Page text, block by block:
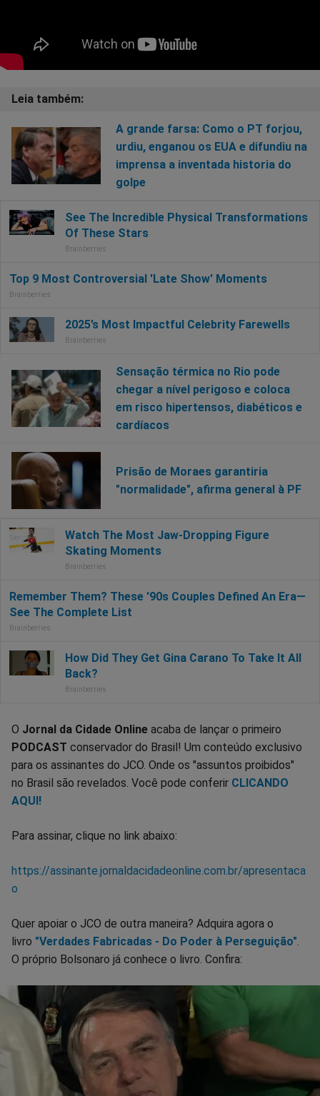
A grande farsa: Como o PT forjou,
urdiu, enganou os EUA e difundiu na
imprensa a inventada historia do
golpe
Sensação térmica no Rio pode
chegar a nível perigoso e coloca
em risco hipertensos, diabéticos e
cardíacos
Prisão de Moraes garantiria
"normalidade", afirma general à PF
O Jornal da Cidade Online acaba de lançar o primeiro
PODCAST conservador do Brasil! Um conteúdo exclusivo
para os assinantes do JCO. Onde os "assuntos proibidos"
no Brasil são revelados. Você pode conferir CLICANDO
AQUI!
Para assinar, clique no link abaixo:
https://assinante.jornaldacidadeonline.com.br/apresentaca
o
Quer apoiar o JCO de outra maneira? Adquira agora o
livro "Verdades Fabricadas - Do Poder à Perseguição"
O próprio Bolsonaro já conhece o livro. Confira: